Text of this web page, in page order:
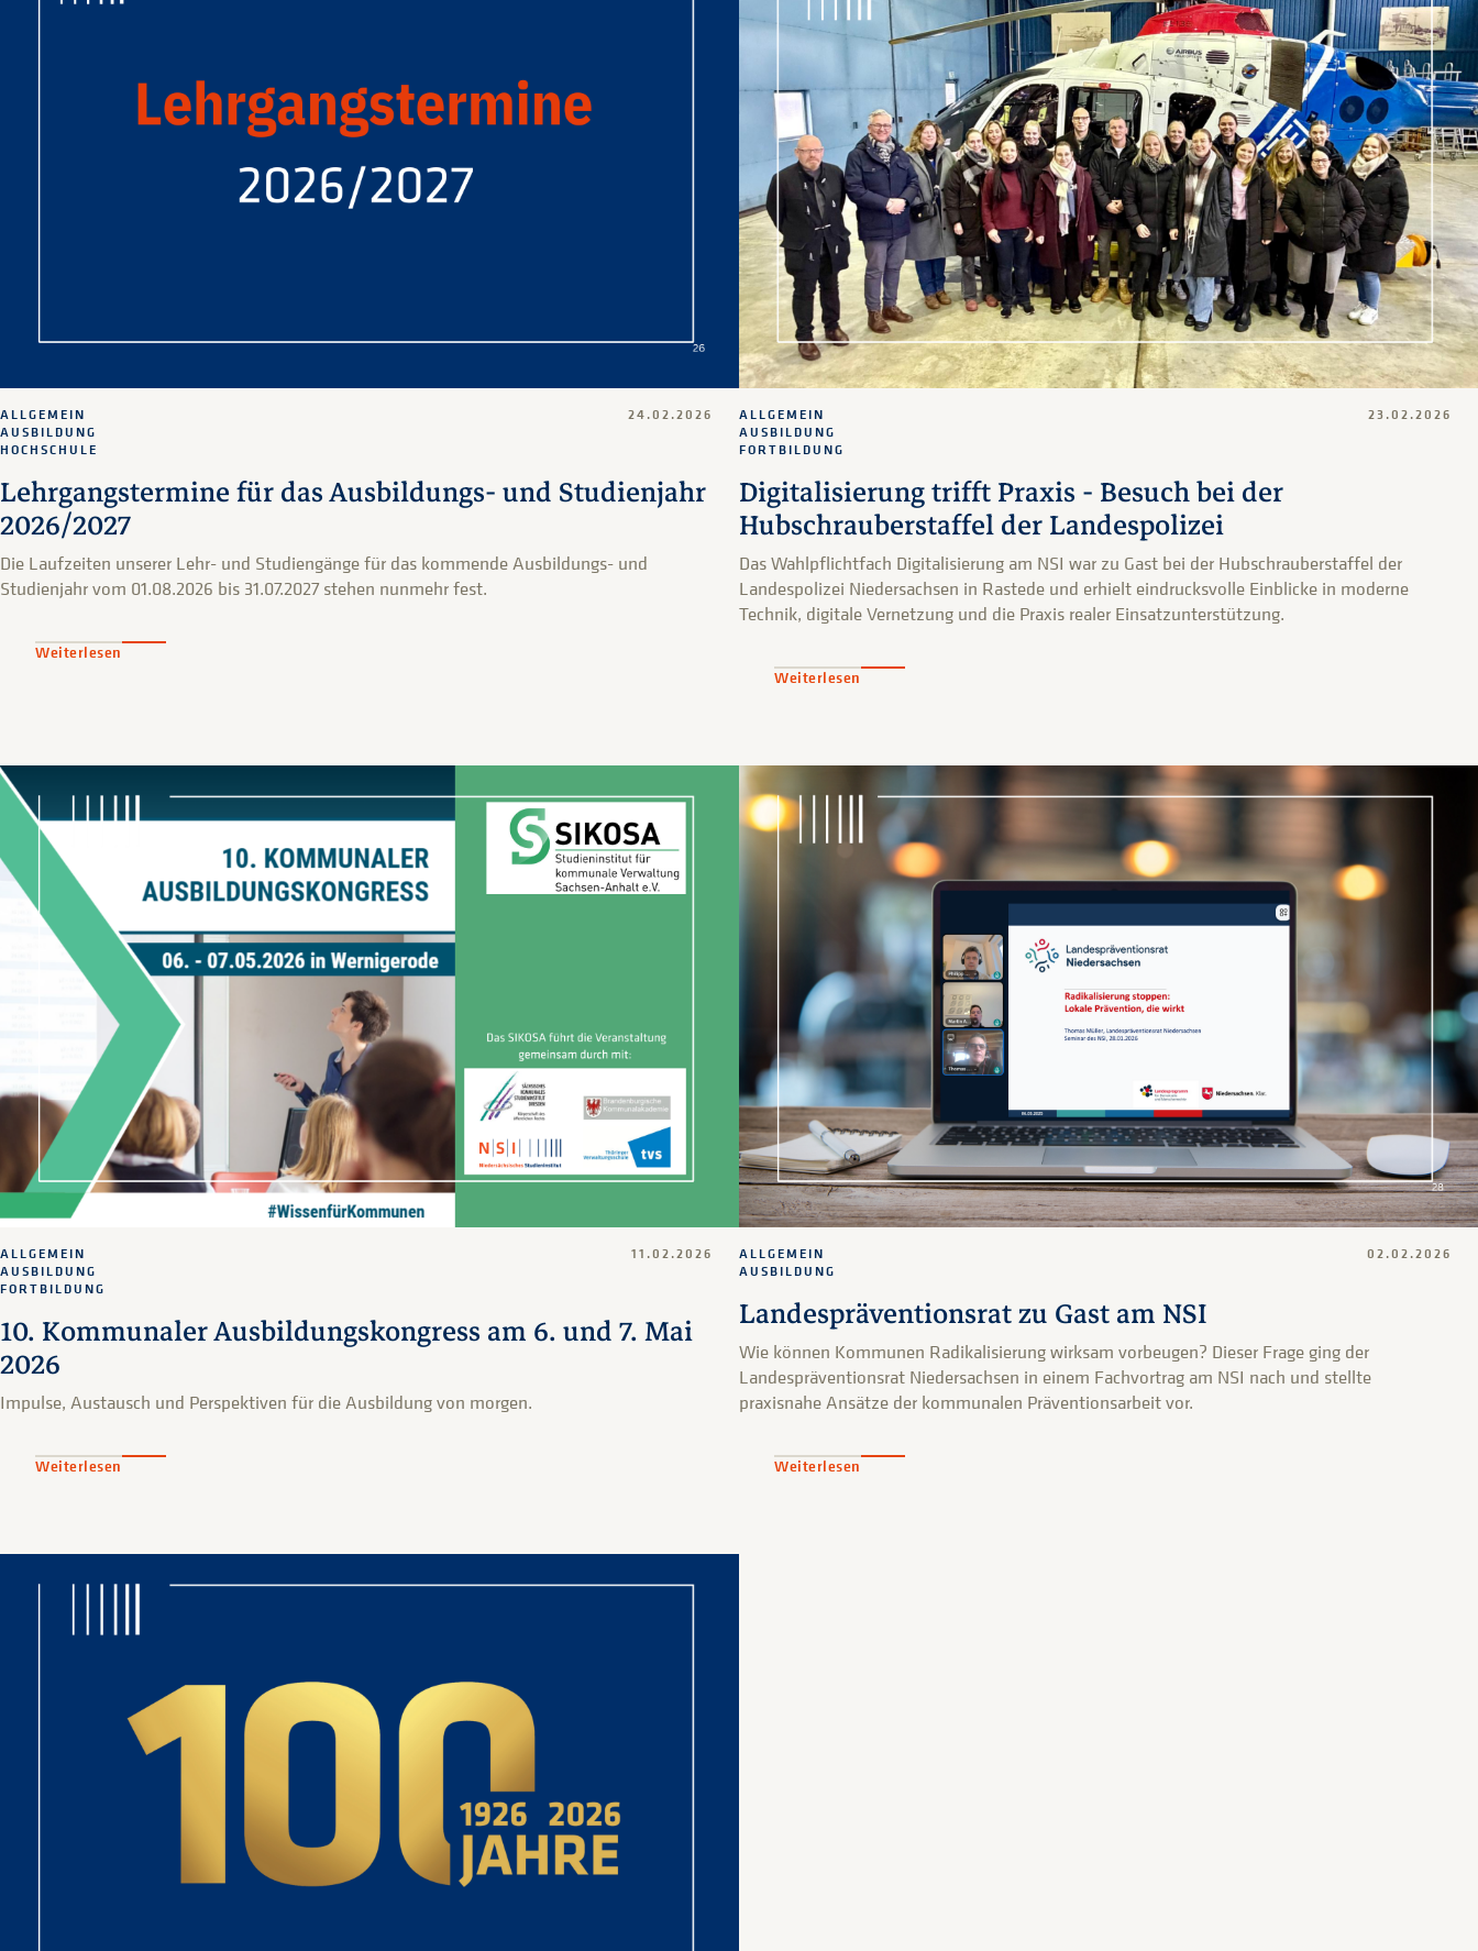
Lehrgangstermine für das Ausbildungs- und Studienjahr
2026/2027
ALLGEMEIN
AUSBILDUNG
HOCHSCHULE
24.02.2026
Die Laufzeiten unserer Lehr- und Studiengänge für das kommende Ausbildungs- und
Studienjahr vom 01.08.2026 bis 31.07.2027 stehen nunmehr fest.
Weiterlesen
Digitalisierung trifft Praxis - Besuch bei der
Hubschrauberstaffel der Landespolizei
ALLGEMEIN
AUSBILDUNG
FORTBILDUNG
23.02.2026
Das Wahlpflichtfach Digitalisierung am NSI war zu Gast bei der Hubschrauberstaffel der
Landespolizei Niedersachsen in Rastede und erhielt eindrucksvolle Einblicke in moderne
Technik, digitale Vernetzung und die Praxis realer Einsatzunterstützung.
Weiterlesen
10. Kommunaler Ausbildungskongress am 6. und 7. Mai
2026
ALLGEMEIN
AUSBILDUNG
FORTBILDUNG
11.02.2026
Impulse, Austausch und Perspektiven für die Ausbildung von morgen.
Weiterlesen
Landespräventionsrat zu Gast am NSI
ALLGEMEIN
AUSBILDUNG
02.02.2026
Wie können Kommunen Radikalisierung wirksam vorbeugen? Dieser Frage ging der
Landespräventionsrat Niedersachsen in einem Fachvortrag am NSI nach und stellte
praxisnahe Ansätze der kommunalen Präventionsarbeit vor.
Weiterlesen